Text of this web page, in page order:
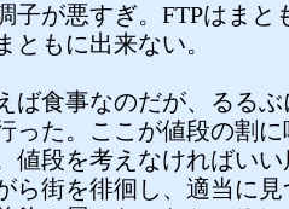
子が悪すぎ。FTPはまと
ともに出来ない。
ば食事なのだが、るる
った。ここが値段の割
値段を考えなければい
ら街を徘徊し、適当に